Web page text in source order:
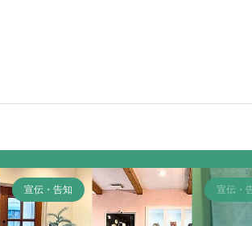
宣伝・告知 宣伝・